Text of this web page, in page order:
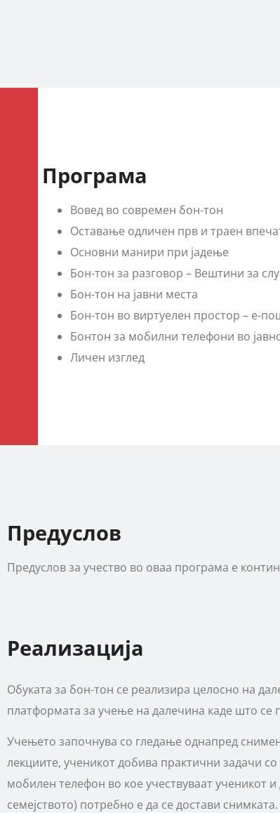
Програма
Вовед во современ бон-тон
Оставање одличен прв и траен
Основни манири при јадење
Бон-тон за разговор – Вештини за
Бон-тон на јавни места
Бон-тон во виртуелен простор – е-
Бонтон за мобилни телефони во
Личен изглед
Предуслов
Предуслов за учество во оваа програма е
Реализација
Обуката за бон-тон се реализира целосно на
платформата за учење на далечина каде што се
Учењето започнува со гледање однапред
лекциите, ученикот добива практични задачи
мобилен телефон во кое учествуваат
семејството) потребно е да се достави снимката.